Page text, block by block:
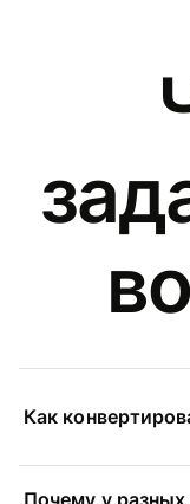
Как
Почему у